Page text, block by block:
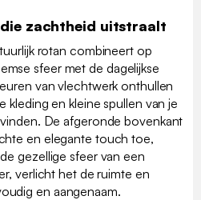
die zachtheid uitstraalt
rotan combineert op
sfeer met de dagelijkse
van vlechtwerk onthullen
kleding en kleine spullen van je
De afgeronde bovenkant
en elegante touch toe,
gezellige sfeer van een
verlicht het de ruimte en
en aangenaam.